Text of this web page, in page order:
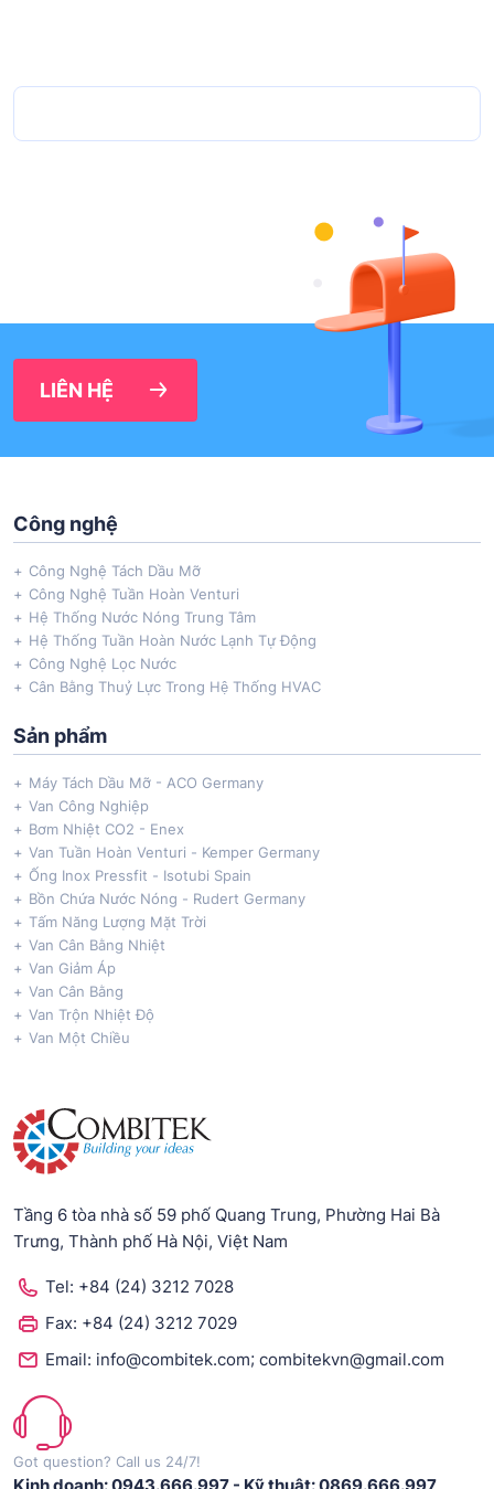
LIÊN HỆ
Công nghệ
Công Nghệ Tách Dầu Mỡ
Công Nghệ Tuần Hoàn Venturi
Hệ Thống Nước Nóng Trung Tâm
Hệ Thống Tuần Hoàn Nước Lạnh Tự Động
Công Nghệ Lọc Nước
Cân Bằng Thuỷ Lực Trong Hệ Thống HVAC
Sản phẩm
Máy Tách Dầu Mỡ - ACO Germany
Van Công Nghiệp
Bơm Nhiệt CO2 - Enex
Van Tuần Hoàn Venturi - Kemper Germany
Ống Inox Pressfit - Isotubi Spain
Bồn Chứa Nước Nóng - Rudert Germany
Tấm Năng Lượng Mặt Trời
Van Cân Bằng Nhiệt
Van Giảm Áp
Van Cân Bằng
Van Trộn Nhiệt Độ
Van Một Chiều
Tầng 6 tòa nhà số 59 phố Quang Trung, Phường Hai Bà
Trưng, Thành phố Hà Nội, Việt Nam
Tel: +84 (24) 3212 7028
Fax: +84 (24) 3212 7029
Email: info@combitek.com; combitekvn@gmail.com
Got question? Call us 24/7!